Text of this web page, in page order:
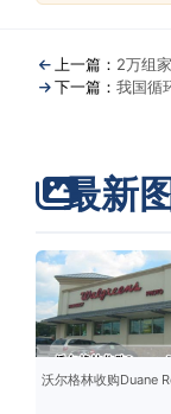
上一篇： 2万组
下一篇： 我国循
最新
沃尔格林收购Duane